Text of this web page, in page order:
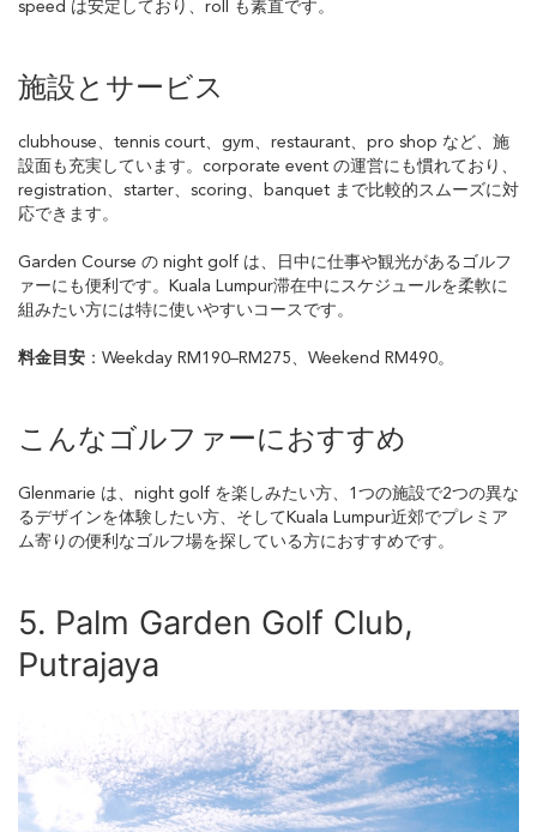
speed は安定しており、roll も素直です。
施設とサービス
clubhouse、tennis court、gym、restaurant、pro shop など、施
設面も充実しています。corporate event の運営にも慣れており、
registration、starter、scoring、banquet まで比較的スムーズに対
応できます。
Garden Course の night golf は、日中に仕事や観光があるゴルフ
ァーにも便利です。Kuala Lumpur滞在中にスケジュールを柔軟に
組みたい方には特に使いやすいコースです。
料金目安 ：Weekday RM190–RM275、Weekend RM490。
こんなゴルファーにおすすめ
Glenmarie は、night golf を楽しみたい方、1つの施設で2つの異な
るデザインを体験したい方、そしてKuala Lumpur近郊でプレミア
ム寄りの便利なゴルフ場を探している方におすすめです。
5. Palm Garden Golf Club,
Putrajaya